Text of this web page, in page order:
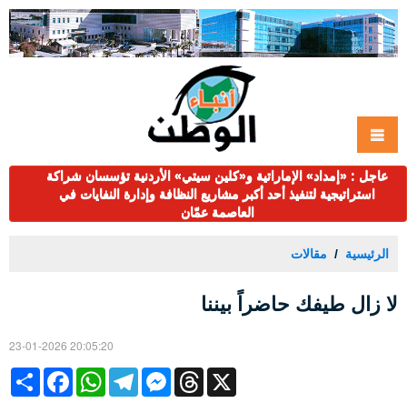
عاجل : «إمداد» الإماراتية و«كلين سيتي» الأردنية تؤسسان شراكة
استراتيجية لتنفيذ أحد أكبر مشاريع النظافة وإدارة النفايات في
العاصمة عمّان
الرئيسية مقالات
لا زال طيفك حاضراً بيننا
23-01-2026 20:05:20
Share
FacebookWhatsAppTelegramMessengerThreads X